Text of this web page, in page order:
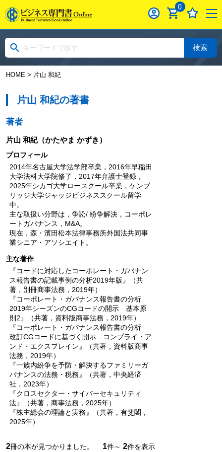
0
検索
HOME> 片山 和紀
片山 和紀の著書
著者
片山 和紀（かたやま かずき）
プロフィール
2014年名古屋大学法学部卒業，2016年早稲田
大学法科大学院修了，2017年弁護士登録，
2025年シカゴ大学ロースクール卒業，ケンブ
リッジ大学ジャッジビジネススクール留学
中。
主な取扱い分野は，争訟/ 紛争解決，コーポレ
ートガバナンス，M&A。
現在，森・濱田松本法律事務所外国法共同事
業シニア・アソシエイト。
主な著作
『コードに対応したコーポレート・ガバナン
ス報告書の記載事例の分析2019年版』（共
著，別冊商事法務，2019年）
『コーポレート・ガバナンス報告書の分析
2019年シーズンのCGコードの開示 基本原
則2』（共著，資料版商事法務，2019年）
『コーポレート・ガバナンス報告書の分析
改訂CGコードに基づく開示 コンプライ・ア
ンド・エクスプレイン』（共著，資料版商事
法務，2019年）
『一族内紛争を予防・解決するファミリーガ
バナンスの法務・税務』（共著，中央経済
社，2023年）
『クロスセクター・サイバーセキュリティ
法』（共著，商事法務，2025年）
『株主総会の理論と実務』（共著，有斐閣，
2025年）
2冊の本が見つかりました。 1件～ 2件を表示